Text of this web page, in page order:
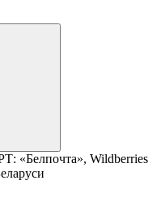
«Белпочта», Wildberries